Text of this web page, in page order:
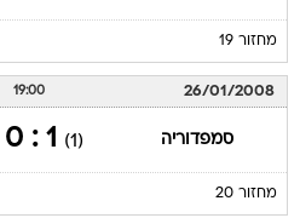
מחזור 19
26/01/2008
19:00
סמפדוריה (1)
1 : 0
מחזור 20